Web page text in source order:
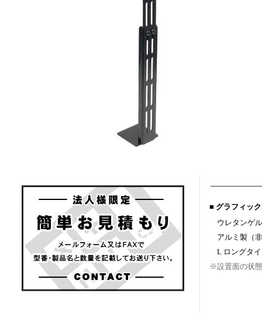
■ グラフィッ
ウレタンゲ
アルミ製（
L ロングタイ
※設置面の状